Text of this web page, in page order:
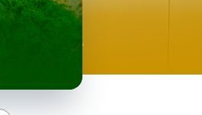
집!
념품숍 3곳⭐
우리말이 더 재미있어지는